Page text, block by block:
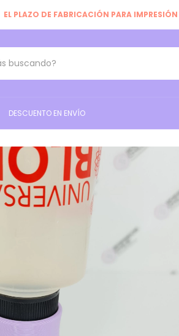
EL PLAZO DE FABRICACIÓN PARA
DESCUENTO EN ENVÍO